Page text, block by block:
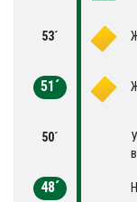
53´
51´
50´
48´